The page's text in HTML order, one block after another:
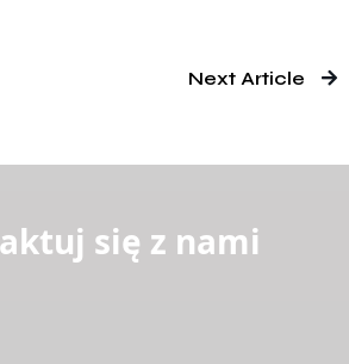
Next Article
się z nami